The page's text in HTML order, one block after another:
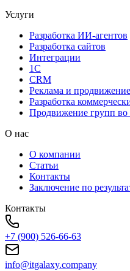
Услуги
Разработка ИИ-агентов
Разработка сайтов
Интеграции
1C
CRM
Реклама и продвижение
Разработка
Продвижение групп во
О нас
О компании
Статьи
Контакты
Заключение по
Контакты
+7 (900) 526-66-63
info@itgalaxy.company